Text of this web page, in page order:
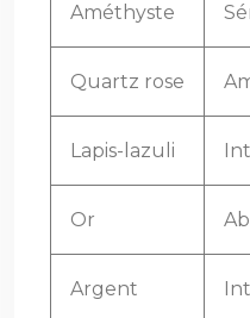
Améthyste
Quartz rose
Lapis-lazuli
Or
Argent